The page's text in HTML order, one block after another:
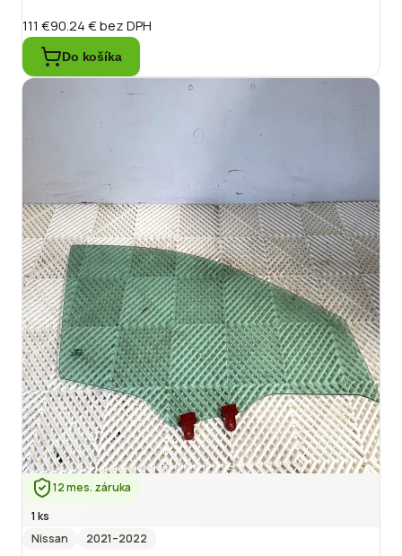
111 €90.24 €bez DPH
Do košíka
12 mes. záruka
1 ks
Nissan
2021–2022